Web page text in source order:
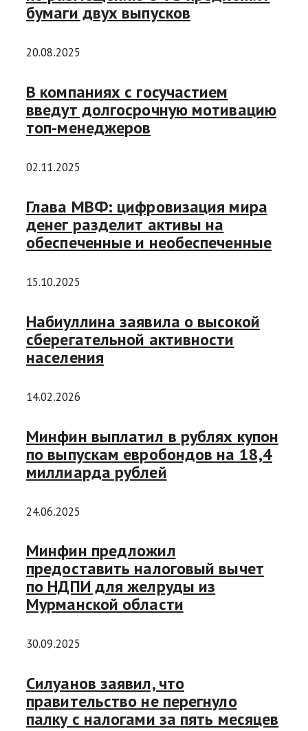
бумаги двух выпусков
20.08.2025
В компаниях с госучастием
введут долгосрочную мотивацию
топ-менеджеров
02.11.2025
Глава МВФ: цифровизация мира
денег разделит активы на
обеспеченные и необеспеченные
15.10.2025
Набиуллина заявила о высокой
сберегательной активности
населения
14.02.2026
Минфин выплатил в рублях купон
по выпускам евробондов на 18,4
миллиарда рублей
24.06.2025
Минфин предложил
предоставить налоговый вычет
по НДПИ для желруды из
Мурманской области
30.09.2025
Силуанов заявил, что
правительство не перегнуло
палку с налогами за пять месяцев